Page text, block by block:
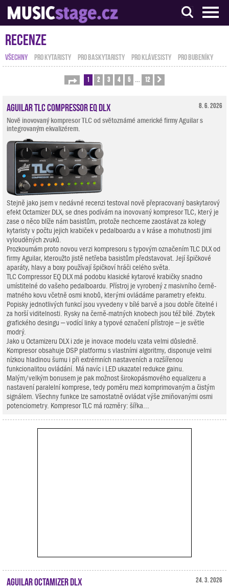
S muzikanty pro muzikanty
Recenze
VŠECHNY PRO KYTARISTY PRO BASKYTARISTY PRO KLÁVESISTY PRO BUBENÍKY
Stránka 1z 12
1 2 3 4 5 12
8. 6. 2026
Aguilar TLC Compressor EQ DLX
Nově inovovaný kompresor TLC od světoznámé americké firmy Aguilar s
integrovaným ekvalizérem.
Stejně jako jsem v nedávné recenzi testoval nově přepracovaný baskytarový
efekt Octamizer DLX, se dnes podívám na inovovaný kompresor TLC, který je
zase o něco blíže nám basistům, protože nechceme zaostávat za kolegy
kytaristy v počtu jejich krabiček v pedalboardu a v kráse a mohutnosti jimi
vylouděných zvuků.
Prozkoumám proto novou verzi kompresoru s typovým označením TLC DLX od
firmy Aguilar, kteroužto jistě netřeba basistům představovat. Její špičkové
aparáty, hlavy a boxy používají špičkoví hráči celého světa.
TLC Compressor EQ DLX má podobu klasické kytarové krabičky snadno
umístitelné do vašeho pedalboardu. Přístroj je vyrobený z masivního černě-
matného kovu včetně osmi knobů, kterými ovládáme parametry efektu.
Popisky jednotlivých funkcí jsou vyvedeny v bílé barvě a jsou dobře čitelné i
za horší viditelnosti. Rysky na černě-matných knobech jsou též bílé. Zbytek
grafického desingu – vodící linky a typové označení přístroje – je světle
modrý.
Jako u Octamizeru DLX i zde je inovace modelu vzata velmi důsledně.
Kompresor obsahuje DSP platformu s vlastními algoritmy, disponuje velmi
nízkou hladinou šumu i při extrémních nastaveních a rozšířenou
funkcionalitou ovládání. Má navíc i LED ukazatel redukce gainu.
Malým/velkým bonusem je pak možnost širokopásmového equalizeru a
nastavení paralelní komprese, tedy poměru mezi komprimovaným a čistým
signálem. Všechny funkce lze samostatně ovládat výše zmiňovanými osmi
potenciometry. Kompresor TLC má rozměry: šířka...
24. 3. 2026
Aguilar Octamizer DLX